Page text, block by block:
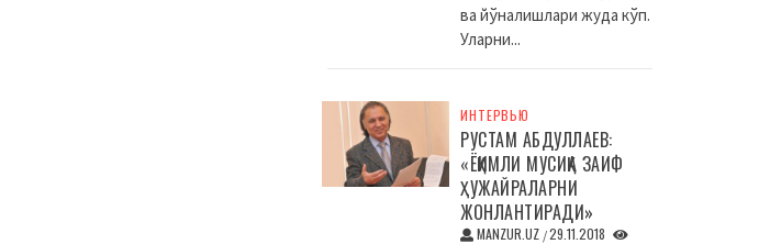
ва йўналишлари жуда кўп.
Уларни...
ИНТЕРВЬЮ
РУСТАМ АБДУЛЛАЕВ:
«ЁҚИМЛИ МУСИҚА ЗАИФ
ҲУЖАЙРАЛАРНИ
ЖОНЛАНТИРАДИ»
MANZUR.UZ /29.11.2018